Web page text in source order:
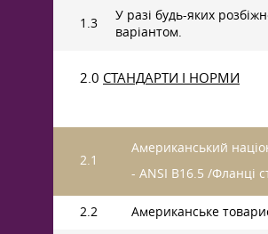
1.3
У разі будь-яких
варіантом.
2.0 СТАНДАРТИ І НОРМИ
2.1
Американський
- ANSI В16.5 /Фланці
2.2 Американське